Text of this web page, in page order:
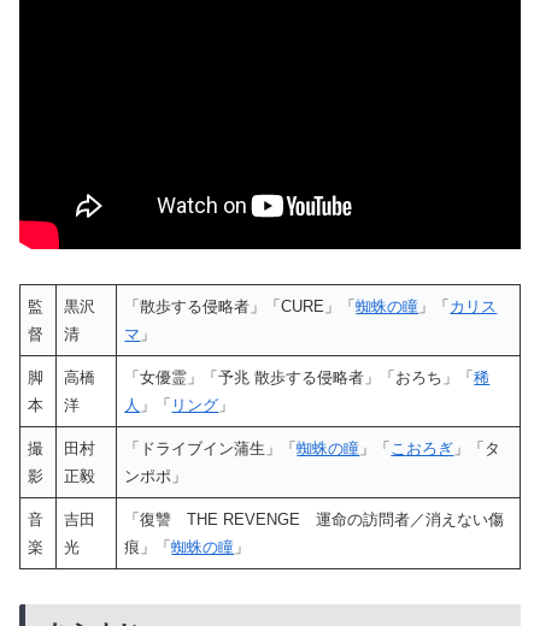
監
督
黒沢
清
「散歩する侵略者」「CURE」「蜘蛛の瞳 」「 カリス
マ 」
脚
本
高橋
洋
「女優霊」「予兆 散歩する侵略者」「おろち」「稀
人 」「 リング 」
撮
影
田村
正毅
「ドライブイン蒲生」「蜘蛛の瞳 」「 こおろぎ 」「タ
ンポポ」
音
楽
吉田
光
「復讐 THE REVENGE 運命の訪問者／消えない傷
痕」「蜘蛛の瞳 」